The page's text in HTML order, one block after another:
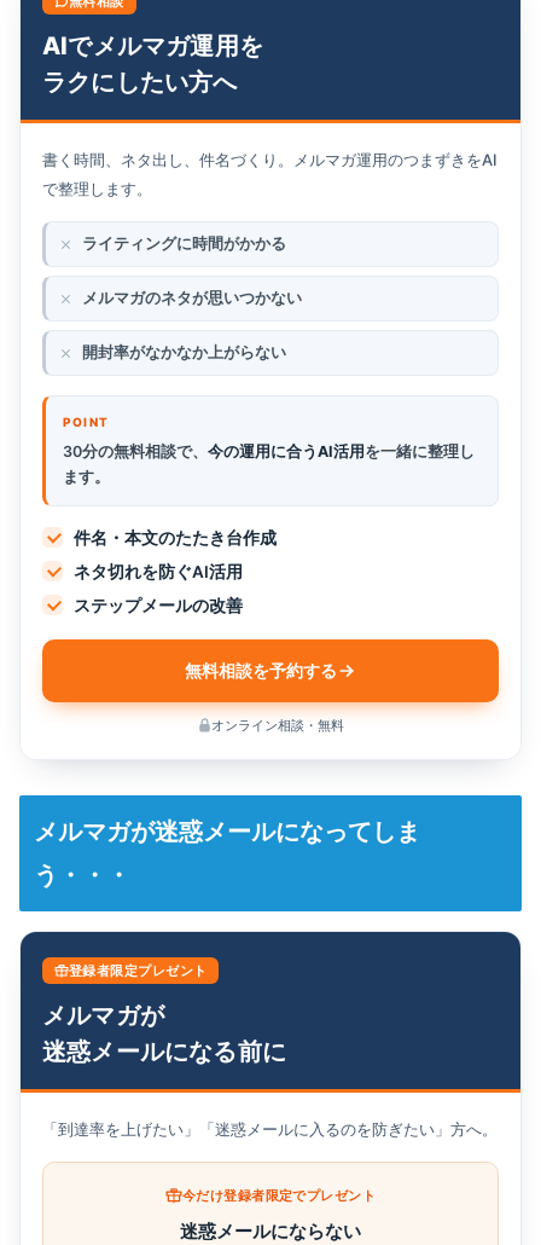
AIでメルマガ運用を
ラクにしたい方へ
書く時間、ネタ出し、件名づくり。メルマガ運用のつまずきをAI
で整理します。
ライティングに時間がかかる
メルマガのネタが思いつかない
開封率がなかなか上がらない
30分の無料相談で、 今の運用に合うAI活用 を一緒に整理し
ます。
件名・本文のたたき台作成
ネタ切れを防ぐAI活用
ステップメールの改善
無料相談を予約する
オンライン相談・無料
メルマガが迷惑メールになってしま
う・・・
登録者限定プレゼント
メルマガが
迷惑メールになる前に
「到達率を上げたい」「迷惑メールに入るのを防ぎたい」方へ。
今だけ登録者限定でプレゼント
迷惑メールにならない